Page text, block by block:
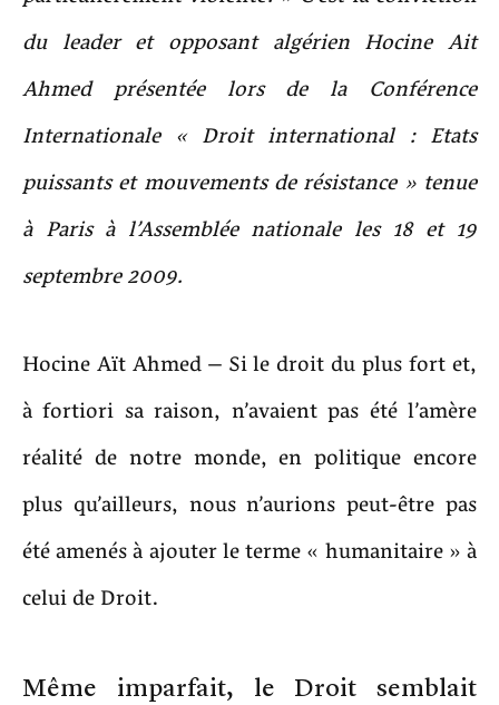
du leader et opposant algérien Hocine Ait
Ahmed présentée lors de la Conférence
Internationale « Droit international : Etats
puissants et mouvements de résistance » tenue
à Paris à l’Assemblée nationale les 18 et 19
septembre 2009.
Hocine Aït Ahmed – Si le droit du plus fort et,
à fortiori sa raison, n’avaient pas été l’amère
réalité de notre monde, en politique encore
plus qu’ailleurs, nous n’aurions peut-être pas
été amenés à ajouter le terme « humanitaire » à
celui de Droit.
Même imparfait, le Droit semblait